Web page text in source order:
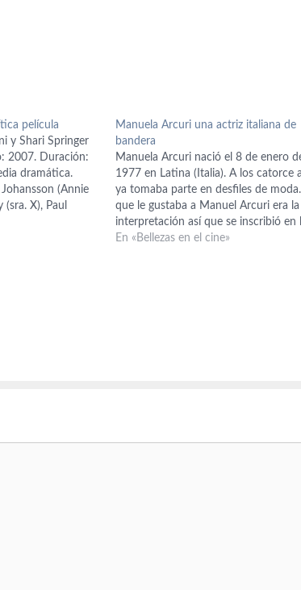
película
y Shari Springer
2007. Duración:
dramática.
(Annie
X), Paul
Reese Art (Grayer
Manuela Arcuri una actriz italiana de
bandera
Manuela Arcuri nació el 8 de enero
1977 en Latina (Italia). A los catorce
ya tomaba parte en desfiles de
que le gustaba a Manuel Arcuri era la
interpretación así que se inscribió en
Academia de Arte dramático de
En «Bellezas en el cine»